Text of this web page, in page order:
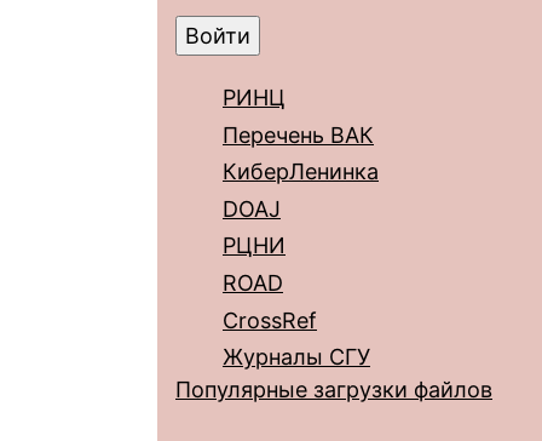
РИНЦ
Перечень ВАК
КиберЛенинка
DOAJ
РЦНИ
ROAD
CrossRef
Журналы СГУ
Популярные загрузки файлов